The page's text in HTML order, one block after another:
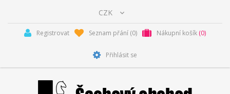
Registrovat Seznam přání (0) Nákupní košík (0)
Přihlásit se